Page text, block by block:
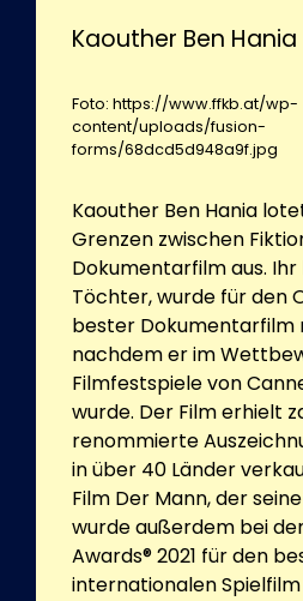
Kaouther Ben Hania
Foto: https://www.ffkb.at/wp-
content/uploads/fusion-
forms/68dcd5d948a9f.jpg
Kaouther Ben Hania
Grenzen zwischen
Dokumentarfilm aus.
Töchter, wurde für den
bester Dokumentarfilm
nachdem er im
Filmfestspiele von
wurde. Der Film erhielt
renommierte
in über 40 Länder
Film Der Mann, der
wurde außerdem bei
Awards® 2021 für den
internationalen